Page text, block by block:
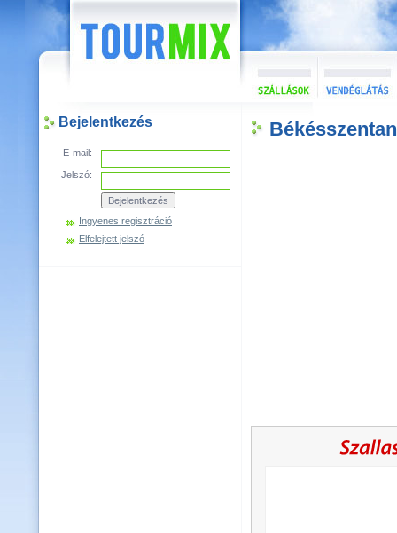
Bejelentkezés
E-mail:
Jelszó:
Ingyenes regisztráció
Elfelejtett jelszó